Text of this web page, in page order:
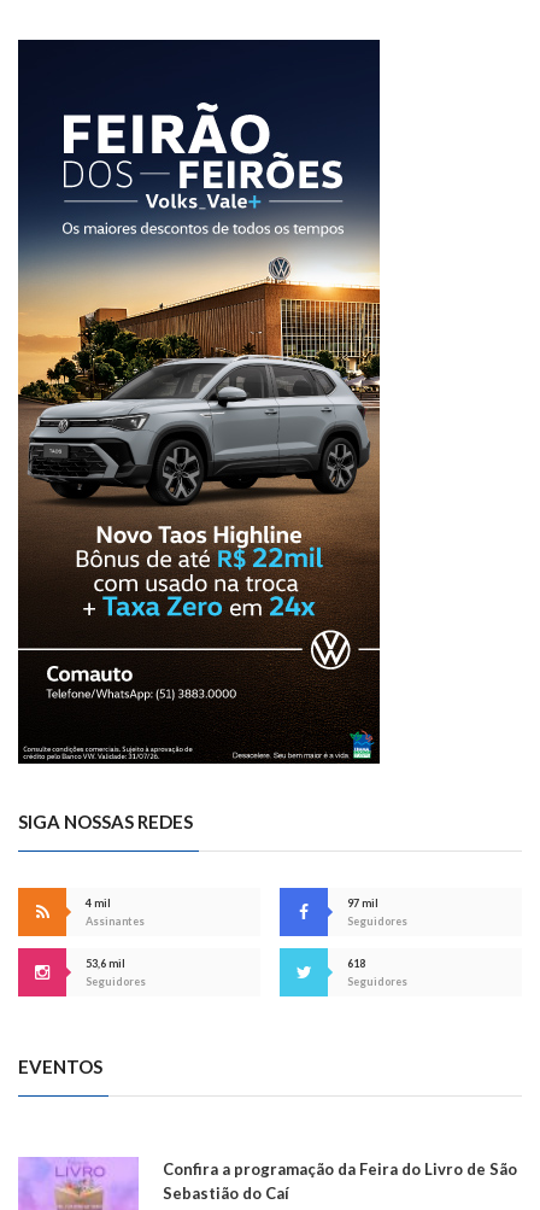
SIGA NOSSAS REDES
4 mil
Assinantes
97 mil
Seguidores
53,6 mil
Seguidores
618
Seguidores
EVENTOS
Confira a programação da Feira do Livro de São
Sebastião do Caí